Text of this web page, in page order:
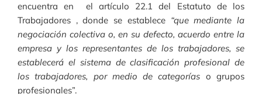
encuentra en el artículo 22.1 del Estatuto de los
Trabajadores , donde se establece “que mediante la
negociación colectiva o, en su defecto, acuerdo entre la
empresa y los representantes de los trabajadores, se
establecerá el sistema de clasificación profesional de
los trabajadores, por medio de categorías o grupos
profesionales”.